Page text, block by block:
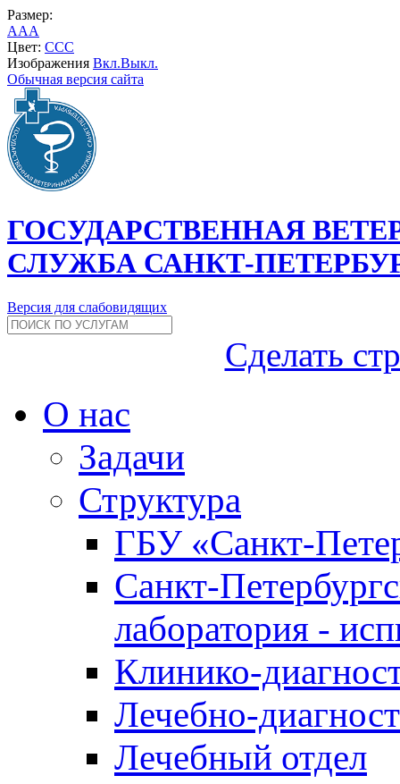
Размер:
AAA
Цвет: CCC
Изображения Вкл.Выкл.
Обычная версия сайта
ГОСУДАРСТВЕННАЯ
СЛУЖБА САНКТ-
Версия для слабовидящих
Сделать
О нас
Задачи
Структура
ГБУ «Санкт-
Санкт-
лаборатория -
Клинико-
Лечебно-
Лечебный отдел